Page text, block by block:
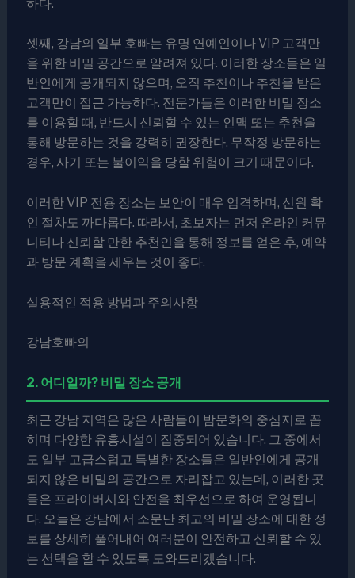
하다.
셋째, 강남의 일부 호빠는 유명 연예인이나 VIP 고객만
을 위한 비밀 공간으로 알려져 있다. 이러한 장소들은 일
반인에게 공개되지 않으며, 오직 추천이나 추천을 받은
고객만이 접근 가능하다. 전문가들은 이러한 비밀 장소
를 이용할 때, 반드시 신뢰할 수 있는 인맥 또는 추천을
통해 방문하는 것을 강력히 권장한다. 무작정 방문하는
경우, 사기 또는 불이익을 당할 위험이 크기 때문이다.
이러한 VIP 전용 장소는 보안이 매우 엄격하며, 신원 확
인 절차도 까다롭다. 따라서, 초보자는 먼저 온라인 커뮤
니티나 신뢰할 만한 추천인을 통해 정보를 얻은 후, 예약
과 방문 계획을 세우는 것이 좋다.
실용적인 적용 방법과 주의사항
강남호빠의
2. 어디일까? 비밀 장소 공개
최근 강남 지역은 많은 사람들이 밤문화의 중심지로 꼽
히며 다양한 유흥시설이 집중되어 있습니다. 그 중에서
도 일부 고급스럽고 특별한 장소들은 일반인에게 공개
되지 않은 비밀의 공간으로 자리잡고 있는데, 이러한 곳
들은 프라이버시와 안전을 최우선으로 하여 운영됩니
다. 오늘은 강남에서 소문난 최고의 비밀 장소에 대한 정
보를 상세히 풀어내어 여러분이 안전하고 신뢰할 수 있
는 선택을 할 수 있도록 도와드리겠습니다.